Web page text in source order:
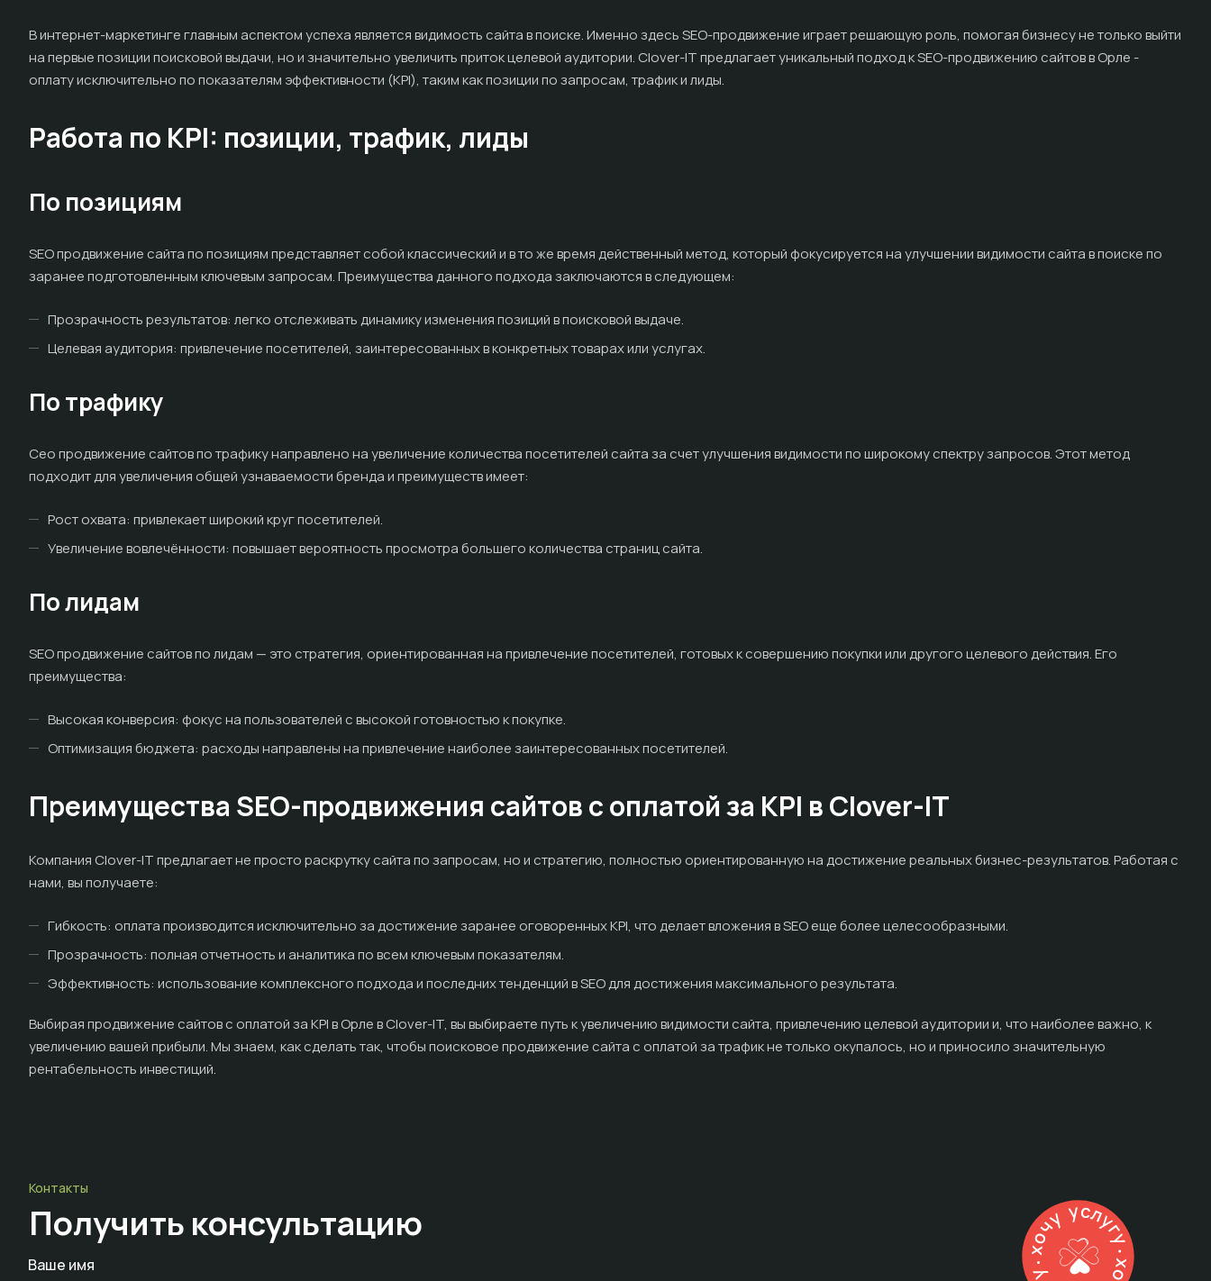
В интернет-маркетинге главным аспектом успеха является видимость сайта в поиске. Именно здесь SEO-продвижение играет решающую роль, помогая бизнесу не только выйти
на первые позиции поисковой выдачи, но и значительно увеличить приток целевой аудитории. Clover-IT предлагает уникальный подход к SEO-продвижению сайтов в Орле -
оплату исключительно по показателям эффективности (KPI), таким как позиции по запросам, трафик и лиды.
Работа по KPI: позиции, трафик, лиды
По позициям
SEO продвижение сайта по позициям представляет собой классический и в то же время действенный метод, который фокусируется на улучшении видимости сайта в поиске по
заранее подготовленным ключевым запросам. Преимущества данного подхода заключаются в следующем:
Прозрачность результатов: легко отслеживать динамику изменения позиций в поисковой выдаче.
Целевая аудитория: привлечение посетителей, заинтересованных в конкретных товарах или услугах.
По трафику
Сео продвижение сайтов по трафику направлено на увеличение количества посетителей сайта за счет улучшения видимости по широкому спектру запросов. Этот метод
подходит для увеличения общей узнаваемости бренда и преимуществ имеет:
Рост охвата: привлекает широкий круг посетителей.
Увеличение вовлечённости: повышает вероятность просмотра большего количества страниц сайта.
По лидам
SEO продвижение сайтов по лидам — это стратегия, ориентированная на привлечение посетителей, готовых к совершению покупки или другого целевого действия. Его
преимущества:
Высокая конверсия: фокус на пользователей с высокой готовностью к покупке.
Оптимизация бюджета: расходы направлены на привлечение наиболее заинтересованных посетителей.
Преимущества SEO-продвижения сайтов с оплатой за KPI в Clover-IT
Компания Clover-IT предлагает не просто раскрутку сайта по запросам, но и стратегию, полностью ориентированную на достижение реальных бизнес-результатов. Работая с
нами, вы получаете:
Гибкость: оплата производится исключительно за достижение заранее оговоренных KPI, что делает вложения в SEO еще более целесообразными.
Прозрачность: полная отчетность и аналитика по всем ключевым показателям.
Эффективность: использование комплексного подхода и последних тенденций в SEO для достижения максимального результата.
Выбирая продвижение сайтов с оплатой за KPI в Орле в Clover-IT, вы выбираете путь к увеличению видимости сайта, привлечению целевой аудитории и, что наиболее важно, к
увеличению вашей прибыли. Мы знаем, как сделать так, чтобы поисковое продвижение сайта с оплатой за трафик не только окупалось, но и приносило значительную
рентабельность инвестиций.
Контакты
Получить консультацию
Ваше имя